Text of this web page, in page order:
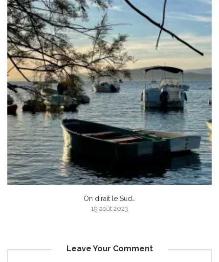
On dirait le Sud…
19 août 2023
Leave Your Comment